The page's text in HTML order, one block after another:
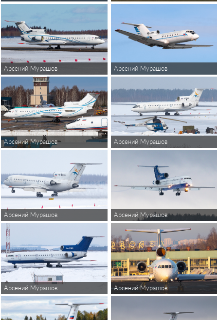
Арсений Мурашов Арсений Мурашов
Арсений Мурашов Арсений Мурашов
Арсений Мурашов Арсений Мурашов
Арсений Мурашов Арсений Мурашов